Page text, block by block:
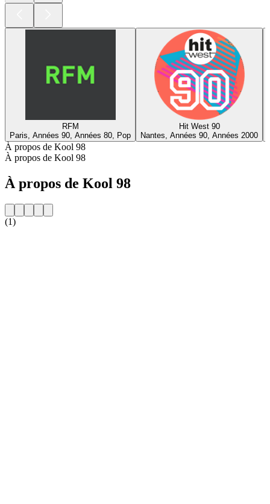
RFM
Paris, Années 90, Années 80, Pop
Hit West 90
Nantes, Années 90, Années 2000
À propos de Kool 98
À propos de Kool 98
À propos de Kool 98
(1)